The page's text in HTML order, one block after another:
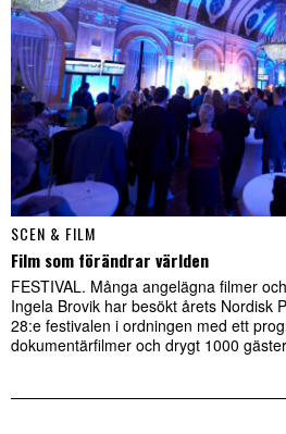
SCEN & FILM
Film som förändrar världen
FESTIVAL. Många angelägna filmer
Ingela Brovik har besökt årets Nordisk
28:e festivalen i ordningen med ett
dokumentärfilmer och drygt 1000